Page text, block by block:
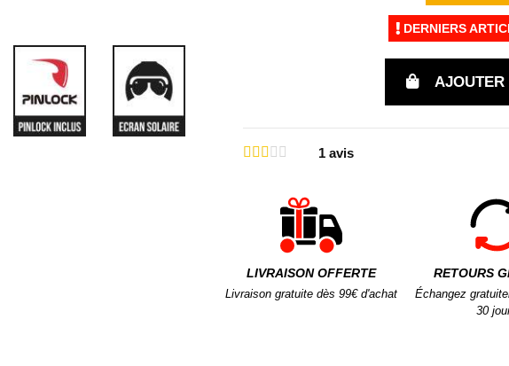
DERNIERS
AJOUTER
1 avis
LIVRAISON OFFERTE
Livraison gratuite dès 99€ d'achat
RETOURS
Échangez
30